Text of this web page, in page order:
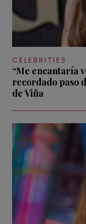
CELEBRITIES
“Me encantaría
recordado paso
de Viña